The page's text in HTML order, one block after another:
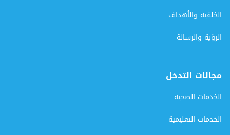
الخلفية والأهداف
الرؤية والرسالة
مجالات التدخل
الخدمات الصحية
الخدمات التعليمية